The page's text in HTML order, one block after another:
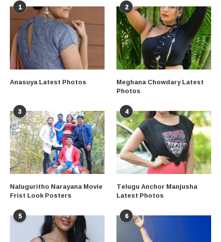
1
Anasuya Latest Photos
2
Meghana Chowdary Latest
Photos
3
Naluguritho Narayana Movie
Frist Look Posters
4
Telugu Anchor Manjusha
Latest Photos
5 6